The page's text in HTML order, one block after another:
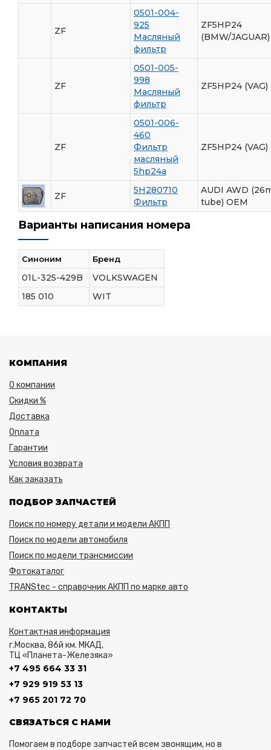
ZF
0501-004-
925
Масляный
фильтр
ZF5HP24
(BMW/JAGUAR)
ZF
0501-005-
998
Масляный
фильтр
ZF5HP24 (VAG)
ZF
0501-006-
460
Фильтр
масляный
5hp24a
ZF5HP24 (VAG)
ZF
5H280710
Фильтр
AUDI AWD
tube) OEM
Варианты написания номера
Синоним Бренд
01L-325-429B
VOLKSWAGEN
185 010
WIT
КОМПАНИЯ
О компании
Скидки %
Доставка
Оплата
Гарантии
Условия возврата
Как заказать
ПОДБОР ЗАПЧАСТЕЙ
Поиск по номеру детали и модели АКПП
Поиск по модели автомобиля
Поиск по модели трансмиссии
Фотокаталог
TRANStec - справочник АКПП по марке авто
КОНТАКТЫ
Контактная информация
г.Москва, 86й км. МКАД,
ТЦ «Планета-Железяка»
+7 495 664 33 31
+7 929 919 53 13
+7 965 201 72 70
СВЯЗАТЬСЯ С НАМИ
Помогаем в подборе запчастей всем звонящим, но в